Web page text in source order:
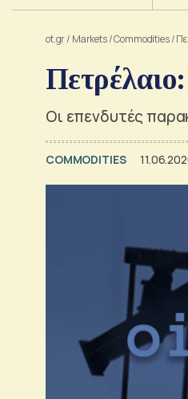
ot.gr/ Markets/Commodities/
Οι επενδυτές
COMMODITIES